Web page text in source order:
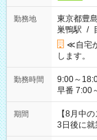
勤務地
東京都豊
巣鴨駅 /
≪自宅
します。
勤務時間
9:00～18:00（休憩60分
早番 7:00
と休みを
「できれ
ね。 ※Wワーク希望の方へ 今ご覧のお仕事で希望する勤務時間
と、もう1
期間
【8月中
3日後に就